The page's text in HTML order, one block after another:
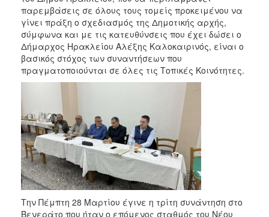
2016
2015
2013
2012
2010
2006
ΔΗΜΟΤΗΣ
ΕΠΙΣΚΕΠΤΗΣ
παρεμβάσεις σε όλους τους τομείς προκειμένου να
γίνει πράξη ο σχεδιασμός της Δημοτικής αρχής,
σύμφωνα και με τις κατευθύνσεις που έχει δώσει ο
Δήμαρχος Ηρακλείου Αλέξης Καλοκαιρινός, είναι ο
βασικός στόχος των συναντήσεων που
πραγματοποιούνται σε όλες τις Τοπικές Κοινότητες.
Την Πέμπτη 28 Μαρτίου έγινε η τρίτη συνάντηση στο
Βενεράτο που ήταν ο επόμενος σταθμός του Νέου